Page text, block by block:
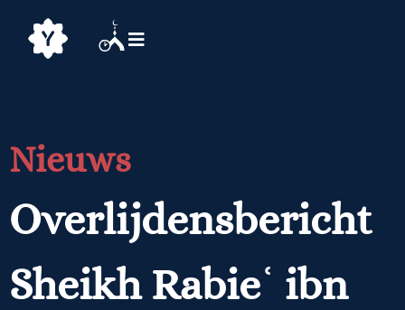
Nieuws
Overlijdensbericht
Sheikh Rabieʿ ibn